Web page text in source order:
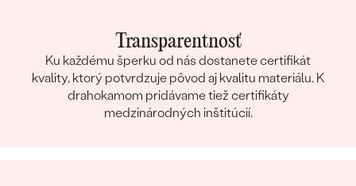
Transparentnosť
Ku každému šperku od nás dostanete certifikát
kvality, ktorý potvrdzuje pôvod aj kvalitu materiálu. K
drahokamom pridávame tiež certifikáty
medzinárodných inštitúcií.